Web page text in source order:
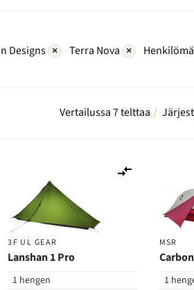
Designs × Terra Nova ×
Vertailussa 7 telttaa
3F UL GEAR
Lanshan 1 Pro
1 hengen
MSR
1